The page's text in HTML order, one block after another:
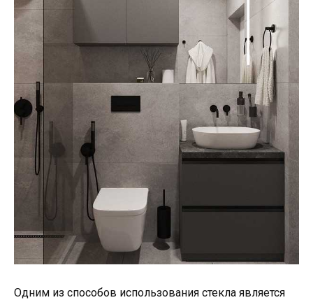
Одним из способов использования стекла является